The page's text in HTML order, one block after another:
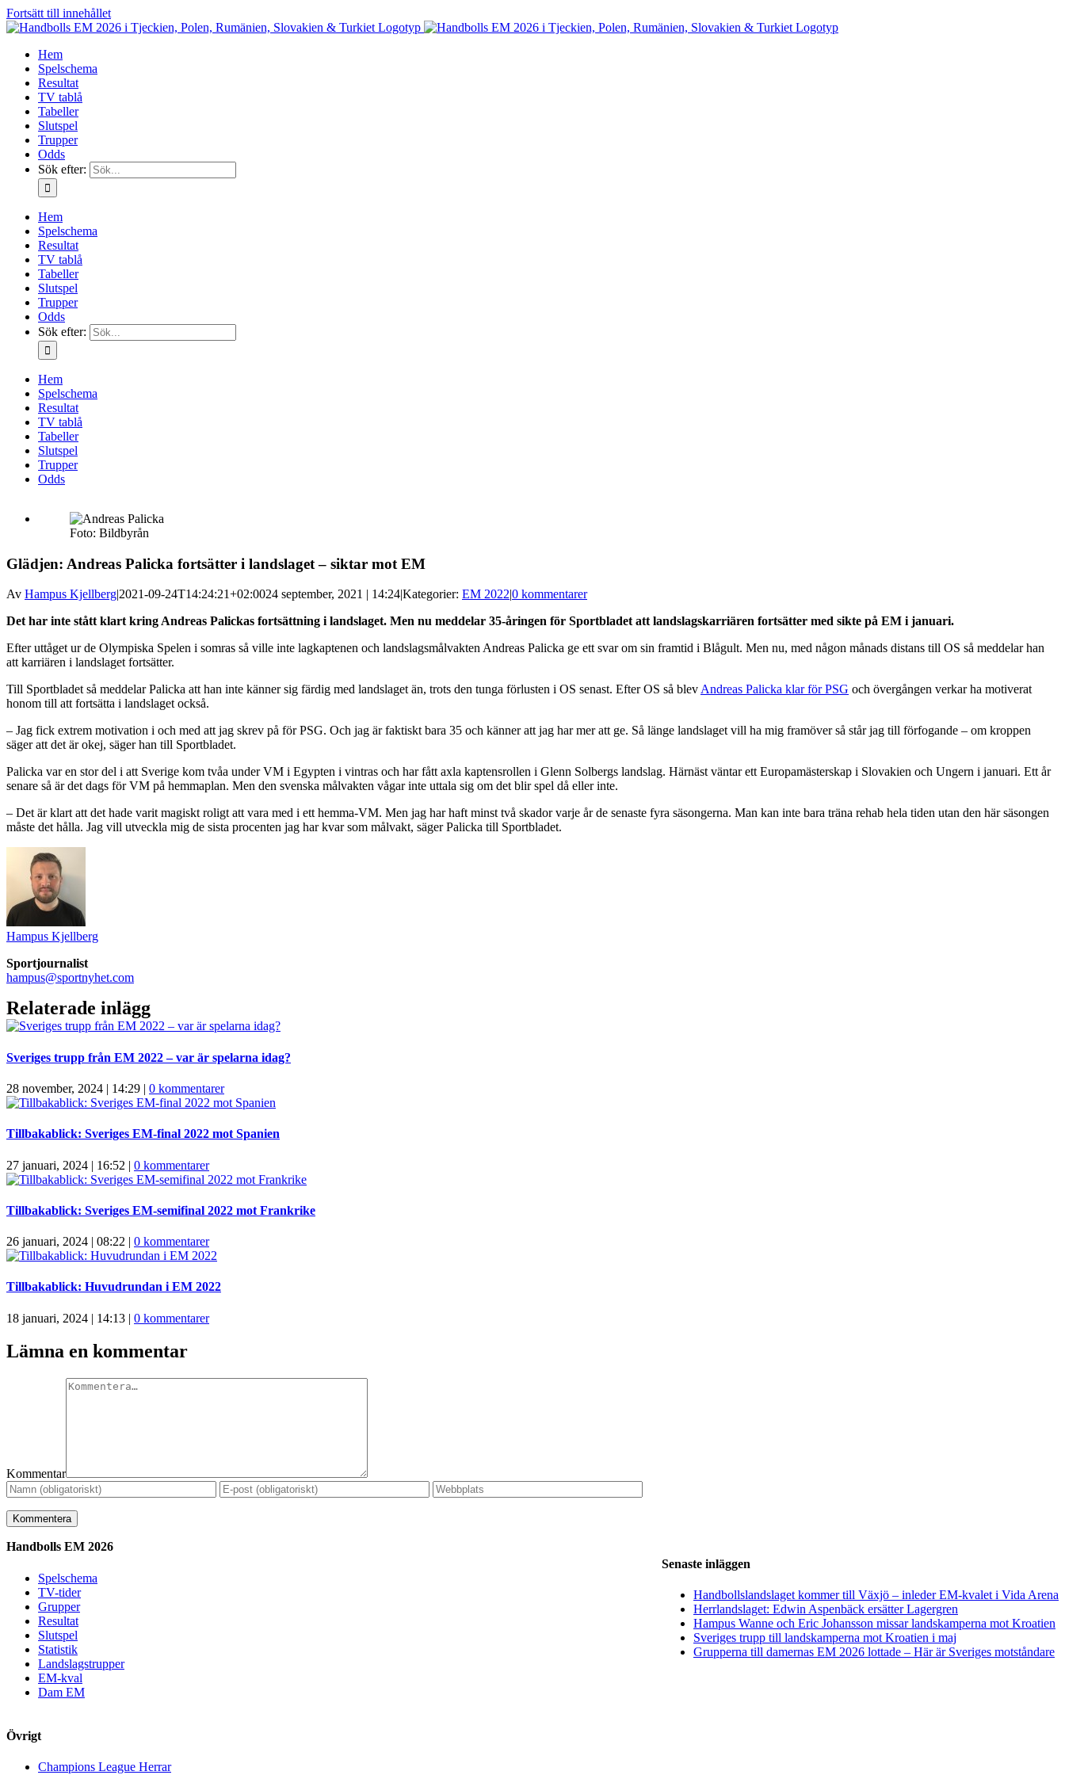
Fortsätt till innehållet
Hem
Spelschema
Resultat
TV tablå
Tabeller
Slutspel
Trupper
Odds
Sök efter:
Hem
Spelschema
Resultat
TV tablå
Tabeller
Slutspel
Trupper
Odds
Sök efter:
Hem
Spelschema
Resultat
TV tablå
Tabeller
Slutspel
Trupper
Odds
Foto: Bildbyrån
Glädjen: Andreas Palicka fortsätter i landslaget – siktar mot EM
Av Hampus Kjellberg|2021-09-24T14:24:21+02:0024 september, 2021 | 14:24|Kategorier: EM 2022|0 kommentarer
Det har inte stått klart kring Andreas Palickas fortsättning i landslaget. Men nu meddelar 35-åringen för Sportbladet att landslagskarriären fortsätter med sikte på EM i januari.
Efter uttåget ur de Olympiska Spelen i somras så ville inte lagkaptenen och landslagsmålvakten Andreas Palicka ge ett svar om sin framtid i Blågult. Men nu, med någon månads distans till OS så meddelar han
att karriären i landslaget fortsätter.
Till Sportbladet så meddelar Palicka att han inte känner sig färdig med landslaget än, trots den tunga förlusten i OS senast. Efter OS så blevAndreas Palicka klar för PSG och övergången verkar ha motiverat
honom till att fortsätta i landslaget också.
– Jag fick extrem motivation i och med att jag skrev på för PSG. Och jag är faktiskt bara 35 och känner att jag har mer att ge. Så länge landslaget vill ha mig framöver så står jag till förfogande – om kroppen
säger att det är okej, säger han till Sportbladet.
Palicka var en stor del i att Sverige kom tvåa under VM i Egypten i vintras och har fått axla kaptensrollen i Glenn Solbergs landslag. Härnäst väntar ett Europamästerskap i Slovakien och Ungern i januari. Ett år
senare så är det dags för VM på hemmaplan. Men den svenska målvakten vågar inte uttala sig om det blir spel då eller inte.
– Det är klart att det hade varit magiskt roligt att vara med i ett hemma-VM. Men jag har haft minst två skador varje år de senaste fyra säsongerna. Man kan inte bara träna rehab hela tiden utan den här säsongen
måste det hålla. Jag vill utveckla mig de sista procenten jag har kvar som målvakt, säger Palicka till Sportbladet.
Hampus Kjellberg
Sportjournalist
hampus@sportnyhet.com
Relaterade inlägg
Sveriges trupp från EM 2022 – var är spelarna idag?
28 november, 2024 | 14:29 | 0 kommentarer
Tillbakablick: Sveriges EM-final 2022 mot Spanien
27 januari, 2024 | 16:52 | 0 kommentarer
Tillbakablick: Sveriges EM-semifinal 2022 mot Frankrike
26 januari, 2024 | 08:22 | 0 kommentarer
Tillbakablick: Huvudrundan i EM 2022
18 januari, 2024 | 14:13 | 0 kommentarer
Lämna en kommentar
Kommentar
Senaste inläggen
Handbollslandslaget kommer till Växjö – inleder EM-kvalet i Vida Arena
Herrlandslaget: Edwin Aspenbäck ersätter Lagergren
Hampus Wanne och Eric Johansson missar landskamperna mot Kroatien
Sveriges trupp till landskamperna mot Kroatien i maj
Grupperna till damernas EM 2026 lottade – Här är Sveriges motståndare
Handbolls EM 2026
Spelschema
TV-tider
Grupper
Resultat
Slutspel
Statistik
Landslagstrupper
EM-kval
Dam EM
Övrigt
Champions League Herrar